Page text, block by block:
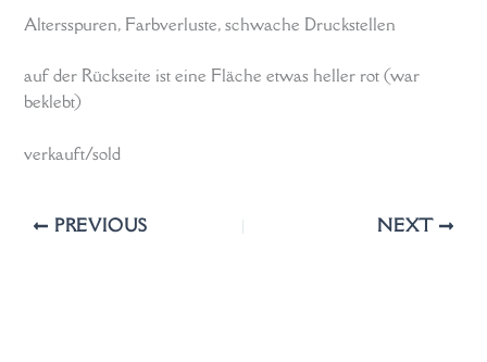
Altersspuren, Farbverluste, schwache Druckstellen
auf der Rückseite ist eine Fläche etwas heller rot (war
beklebt)
verkauft/sold
PREVIOUS NEXT